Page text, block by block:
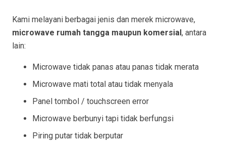
Kami melayani berbagai jenis dan merek microwave,
microwave rumah tangga maupun komersial, antara
lain:
Microwave tidak panas atau panas tidak merata
Microwave mati total atau tidak menyala
Panel tombol / touchscreen error
Microwave berbunyi tapi tidak berfungsi
Piring putar tidak berputar